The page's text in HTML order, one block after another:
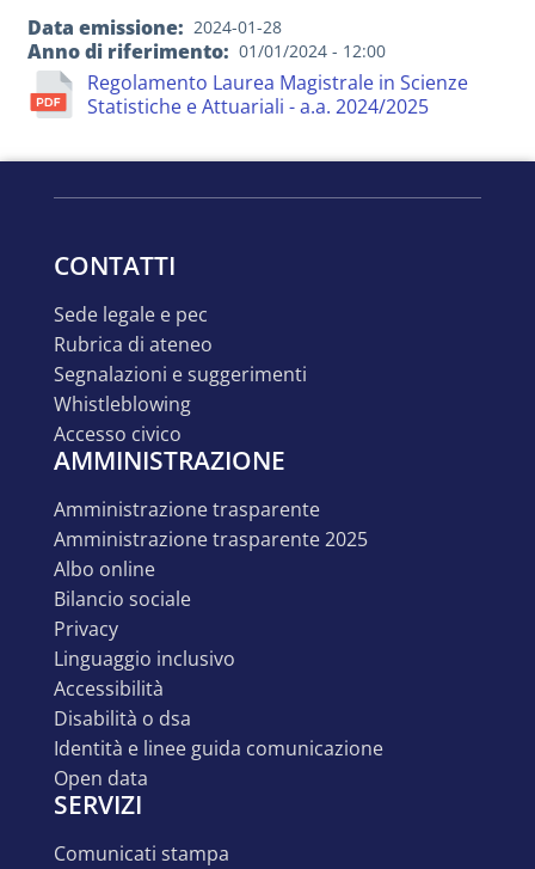
Data emissione 2024-01-28
Anno di riferimento 01/01/2024 - 12:00
Regolamento Laurea Magistrale in Scienze
Statistiche e Attuariali - a.a. 2024/2025
CONTATTI
sede legale e pec
rubrica di ateneo
segnalazioni e suggerimenti
whistleblowing
accesso civico
AMMINISTRAZIONE
amministrazione trasparente
amministrazione trasparente 2025
albo online
bilancio sociale
privacy
linguaggio inclusivo
accessibilità
disabilità o dsa
identità e linee guida comunicazione
open data
SERVIZI
comunicati stampa